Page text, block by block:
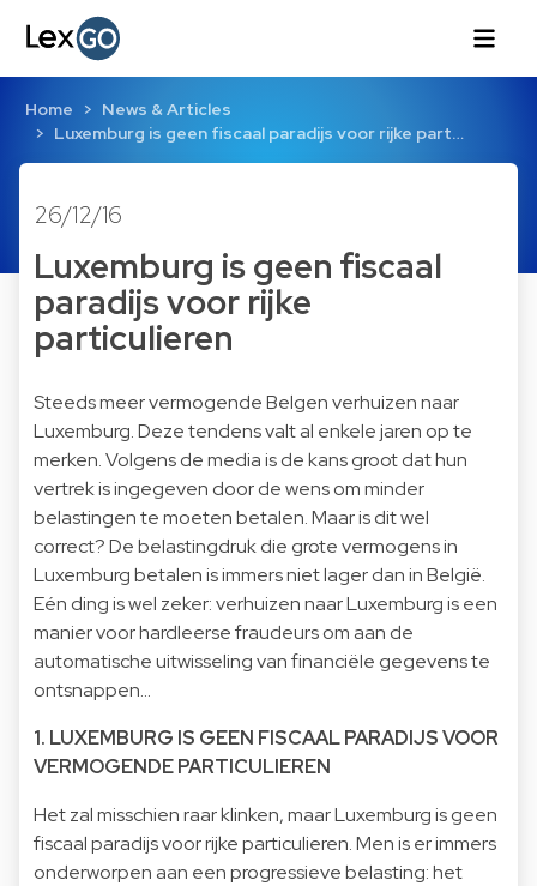
Home
News & Articles
Luxemburg is geen fiscaal paradijs voor rijke part…
26/12/16
Luxemburg is geen fiscaal
paradijs voor rijke
particulieren
Steeds meer vermogende Belgen verhuizen naar
Luxemburg. Deze tendens valt al enkele jaren op te
merken. Volgens de media is de kans groot dat hun
vertrek is ingegeven door de wens om minder
belastingen te moeten betalen. Maar is dit wel
correct? De belastingdruk die grote vermogens in
Luxemburg betalen is immers niet lager dan in België.
Eén ding is wel zeker: verhuizen naar Luxemburg is een
manier voor hardleerse fraudeurs om aan de
automatische uitwisseling van financiële gegevens te
ontsnappen...
1. LUXEMBURG IS GEEN FISCAAL PARADIJS VOOR
VERMOGENDE PARTICULIEREN
Het zal misschien raar klinken, maar Luxemburg is geen
fiscaal paradijs voor rijke particulieren. Men is er immers
onderworpen aan een progressieve belasting: het